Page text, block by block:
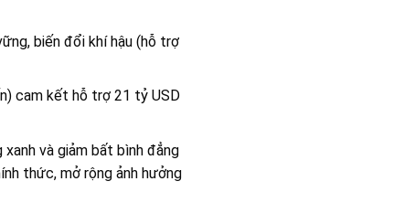
biến đổi khí hậu (hỗ trợ
cam kết hỗ trợ 21 tỷ USD
và giảm bất bình đẳng
thức, mở rộng ảnh hưởng